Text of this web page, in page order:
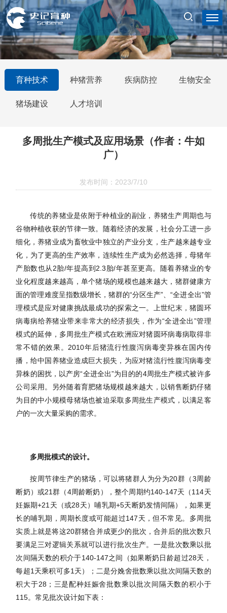
育种技术 种猪营养 疾病防控 生物安全
猪场建设 人才培训
多周批生产模式及应用场景（作者：牛如
广）
发布时间：2023/7/10
传统的养猪业是依附于种植业的副业，养猪生产周期也与
谷物种植收获的节律一致。随着经济的发展，社会分工进一步
细化，养猪业成为畜牧业中独立的产业分支，生产越来越专业
化，为了更高的生产效率，连续性生产成为必然选择，母猪年
产胎数也从2胎/年提高到2.3胎/年甚至更高。随着养猪业的专
业化程度越来越高，单个猪场的规模也越来越大，猪群健康方
面的管理难度呈指数级增长，猪群的“分区生产”、“全进全出”管
理模式是应对健康挑战最成功的探索之一。上世纪末，猪圆环
病毒病给养猪业带来非常大的经济损失，作为“全进全出”管理
模式的延伸，多周批生产模式在欧洲应对猪圆环病毒病取得非
常不错的效果。2010年后猪流行性腹泻病毒变异株在国内传
播，给中国养猪业造成巨大损失，为应对猪流行性腹泻病毒变
异株的困扰，以产房“全进全出”为目的的4周批生产模式被许多
公司采用。另外随着育肥猪场规模越来越大，以销售断奶仔猪
为目的中小规模母猪场也被迫采取多周批生产模式，以满足客
户的一次大量采购的需求。
多周批模式的设计。
按周节律生产的猪场，可以将猪群人为分为20群（3周龄
断奶）或21群（4周龄断奶），整个周期约140-147天（1 14天
妊娠期+21 天（或28天）哺乳期+5天断奶发情间隔），如果更
长的哺乳期，周期长度或可能超过147天，但不常见。多周批
实质上就是将这20群猪合并成更少的批次，合并后的批次数只
要满足三对逻辑关系就可以进行批次生产。一是批次数乘以批
次间隔天数的积介于140-147之间（如果断奶日龄超过28天，
每超1天乘积可多1天）；二是分娩舍批数乘以批次间隔天数的
积大于28 ；三是配种妊娠舍批数乘以批次间隔天数的积小于
1 15。常见批次设计如下表：